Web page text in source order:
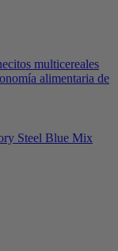
multicereales
alimentaria de